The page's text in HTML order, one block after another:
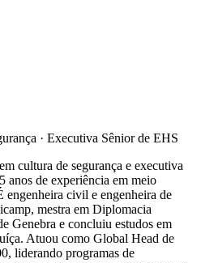
· Executiva Sênior de EHS
cultura de segurança e executiva
anos de experiência em meio
engenheira civil e engenheira de
mestra em Diplomacia
Genebra e concluiu estudos em
Atuou como Global Head de
liderando programas de